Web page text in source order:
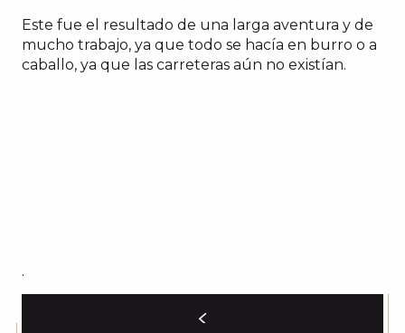
Este fue el resultado de una larga aventura y de
mucho trabajo, ya que todo se hacía en burro o a
caballo, ya que las carreteras aún no existían.
.